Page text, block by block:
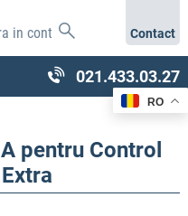
in cont Contact
021.433.03.27
pentru Control
RO